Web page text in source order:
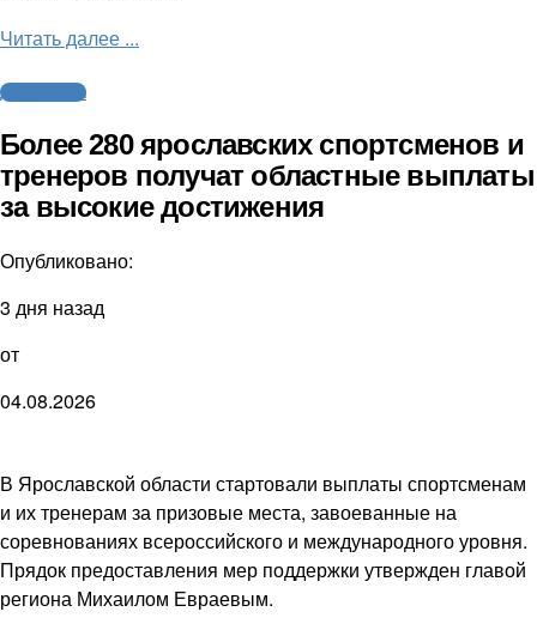
Читать далее ...
Другие виды
Более 280 ярославских спортсменов и
тренеров получат областные выплаты
за высокие достижения
Опубликовано:
3 дня назад
от
04.08.2026
В Ярославской области стартовали выплаты спортсменам
и их тренерам за призовые места, завоеванные на
соревнованиях всероссийского и международного уровня.
Прядок предоставления мер поддержки утвержден главой
региона Михаилом Евраевым.